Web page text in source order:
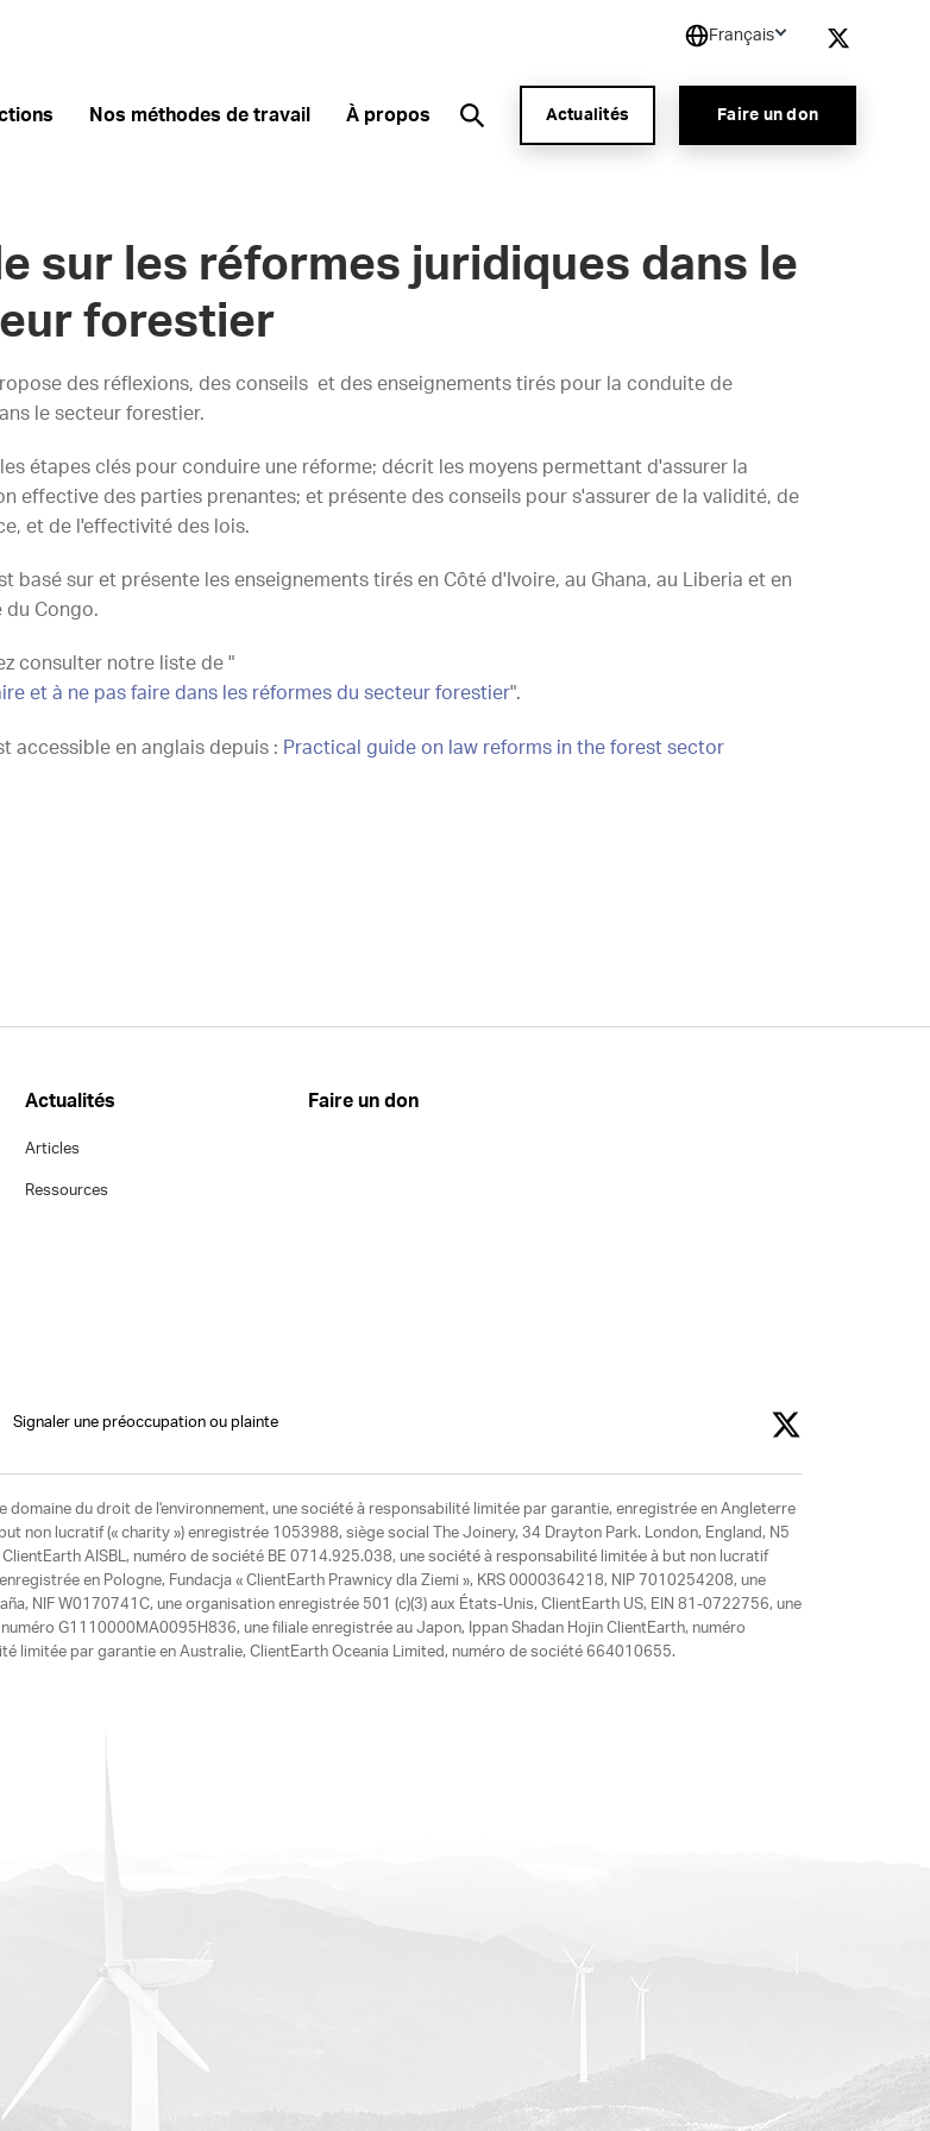
Français
Nos méthodes de travail À propos Actualités Faire un don
sur les réformes juridiques dans le
forestier
des réflexions, des conseils et des enseignements tirés pour la conduite de
le secteur forestier.
les étapes clés pour conduire une réforme; décrit les moyens permettant d'assurer la
effective des parties prenantes; et présente des conseils pour s'assurer de la validité, de
et de l'effectivité des lois.
basé sur et présente les enseignements tirés en Côté d'Ivoire, au Ghana, au Liberia et en
du Congo.
consulter notre liste de "
et à ne pas faire dans les réformes du secteur forestier".
accessible en anglais depuis : Practical guide on law reforms in the forest sector
Actualités
Articles
Ressources
Faire un don
Signaler une préoccupation ou plainte
du droit de l'environnement, une société à responsabilité limitée par garantie, enregistrée en Angleterre
non lucratif (« charity ») enregistrée 1053988, siège social The Joinery, 34 Drayton Park. London, England, N5
AISBL, numéro de société BE 0714.925.038, une société à responsabilité limitée à but non lucratif
en Pologne, Fundacja « ClientEarth Prawnicy dla Ziemi », KRS 0000364218, NIP 7010254208, une
NIF W0170741C, une organisation enregistrée 501 (c)(3) aux États-Unis, ClientEarth US, EIN 81-0722756, une
G1110000MA0095H836, une filiale enregistrée au Japon, Ippan Shadan Hojin ClientEarth, numéro
par garantie en Australie, ClientEarth Oceania Limited, numéro de société 664010655.